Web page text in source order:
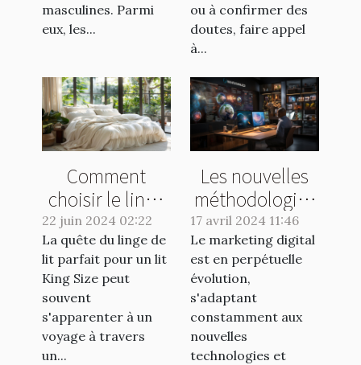
masculines. Parmi
eux, les...
ou à confirmer des
doutes, faire appel
à...
Comment
choisir le linge
de lit idéal pour
un lit King Size
22 juin 2024 02:22
La quête du linge de
lit parfait pour un lit
King Size peut
souvent
s'apparenter à un
voyage à travers
un...
Les nouvelles
méthodologies
en marketing
digital pour
2023
17 avril 2024 11:46
Le marketing digital
est en perpétuelle
évolution,
s'adaptant
constamment aux
nouvelles
technologies et